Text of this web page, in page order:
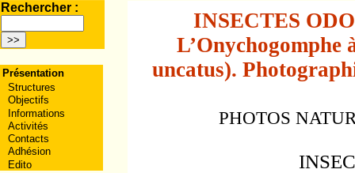
Rechercher :
Présentation
Structures
Objectifs
Informations
Activités
Contacts
Adhésion
Edito
INSECTES
L’Onychogomphe
uncatus).
PHOTOS